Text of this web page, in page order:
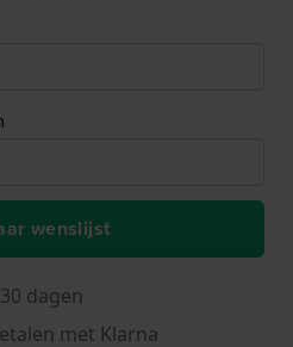
wenslijst
dagen
met Klarna